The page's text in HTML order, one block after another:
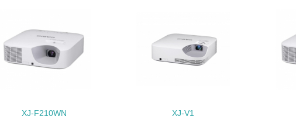
<L1> 「生物多様性保全」に関する取り組み（例：森林保全活
購入、原材料のトレーサビリティの確認等）を行っている
XJ-F210WN XJ-V1